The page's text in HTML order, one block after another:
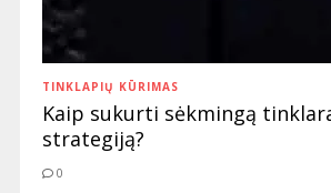
TINKLAPIŲ KŪRIMAS
Kaip sukurti sėkmingą
strategiją?
0